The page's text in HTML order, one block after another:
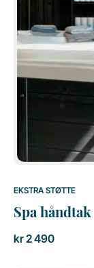
EKSTRA STØTTE
Spa håndtak
kr2 490